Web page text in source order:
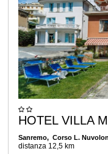
HOTEL VILLA
Sanremo, Corso L.
distanza 12,5 km